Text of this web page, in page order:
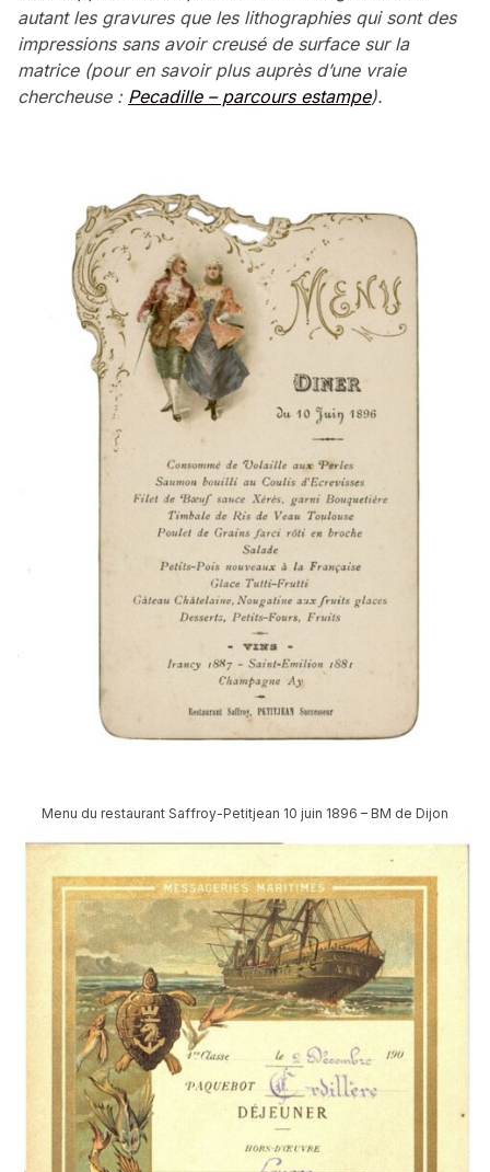
autant les gravures que les lithographies qui sont des
impressions sans avoir creusé de surface sur la
matrice (pour en savoir plus auprès d’une vraie
chercheuse : Pecadille – parcours estampe).
Menu du restaurant Saffroy-Petitjean 10 juin 1896 – BM de Dijon